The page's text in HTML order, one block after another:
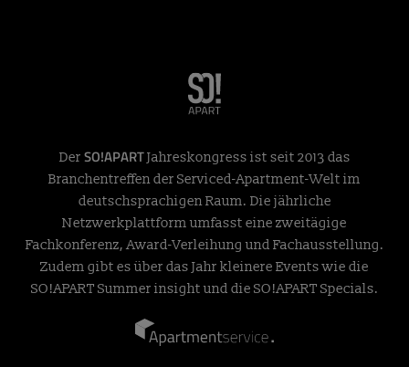
Der SO!APARTJahreskongress ist seit 2013 das
Branchentreffen der Serviced-Apartment-Welt im
deutschsprachigen Raum. Die jährliche
Netzwerkplattform umfasst eine zweitägige
Fachkonferenz, Award-Verleihung und Fachausstellung.
Zudem gibt es über das Jahr kleinere Events wie die
SO!APART Summer insight und die SO!APART Specials.